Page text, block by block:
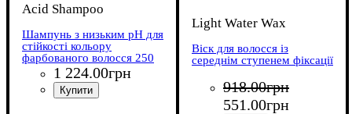
Acid Shampoo
Шампунь з низьким pH для
стійкості кольору
фарбованого волосся 250
1 224.00грн
Light Water Wax
Віск для волосся із
середнім ступенем фіксації
918.00грн
551.00грн